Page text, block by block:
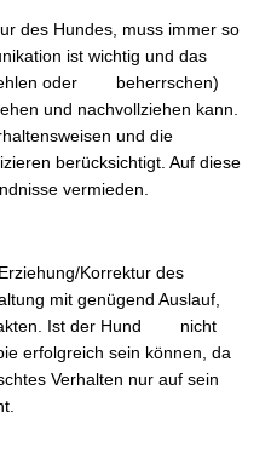
des Hundes, muss immer so
ist wichtig und das
oder beherrschen)
und nachvollziehen kann.
und die
berücksichtigt. Auf diese
vermieden.
Korrektur des
mit genügend Auslauf,
Ist der Hund nicht
erfolgreich sein können, da
Verhalten nur auf sein